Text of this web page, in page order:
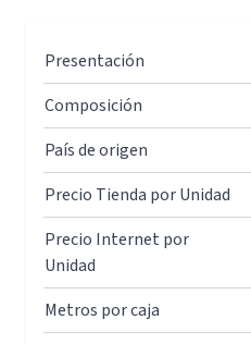
Presentación
Composición
País de origen
Precio Tienda por Unidad
Precio Internet por
Unidad
Metros por caja